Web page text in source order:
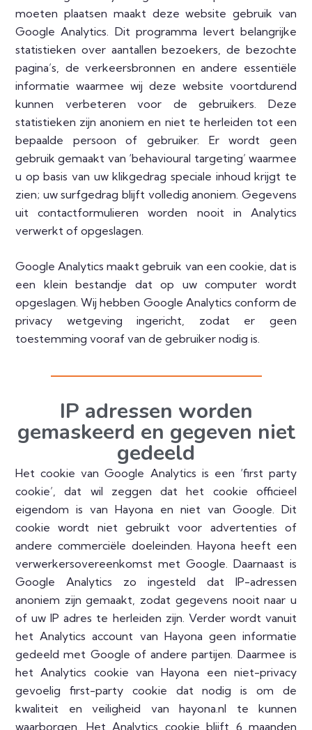
moeten plaatsen maakt deze website gebruik van
Google Analytics. Dit programma levert belangrijke
statistieken over aantallen bezoekers, de bezochte
pagina’s, de verkeersbronnen en andere essentiële
informatie waarmee wij deze website voortdurend
kunnen verbeteren voor de gebruikers. Deze
statistieken zijn anoniem en niet te herleiden tot een
bepaalde persoon of gebruiker. Er wordt geen
gebruik gemaakt van ‘behavioural targeting’ waarmee
u op basis van uw klikgedrag speciale inhoud krijgt te
zien; uw surfgedrag blijft volledig anoniem. Gegevens
uit contactformulieren worden nooit in Analytics
verwerkt of opgeslagen.
Google Analytics maakt gebruik van een cookie, dat is
een klein bestandje dat op uw computer wordt
opgeslagen. Wij hebben Google Analytics conform de
privacy wetgeving ingericht, zodat er geen
toestemming vooraf van de gebruiker nodig is.
IP adressen worden
gemaskeerd en gegeven niet
gedeeld
Het cookie van Google Analytics is een ‘first party
cookie’, dat wil zeggen dat het cookie officieel
eigendom is van Hayona en niet van Google. Dit
cookie wordt niet gebruikt voor advertenties of
andere commerciële doeleinden. Hayona heeft een
verwerkersovereenkomst met Google. Daarnaast is
Google Analytics zo ingesteld dat IP-adressen
anoniem zijn gemaakt, zodat gegevens nooit naar u
of uw IP adres te herleiden zijn. Verder wordt vanuit
het Analytics account van Hayona geen informatie
gedeeld met Google of andere partijen. Daarmee is
het Analytics cookie van Hayona een niet-privacy
gevoelig first-party cookie dat nodig is om de
kwaliteit en veiligheid van hayona.nl te kunnen
waarborgen. Het Analytics cookie blijft 6 maanden